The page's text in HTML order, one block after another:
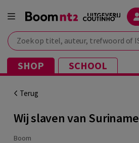
Zoek op titel, auteur, trefwoord of ISBN
SHOP SCHOOL
Terug
Wij slaven van Suriname
Boom